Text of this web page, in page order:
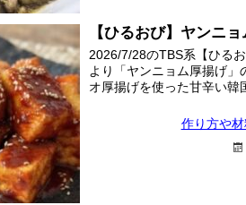
【ひるおび】ヤンニ
2026/7/28のTBS系【ひる
より「ヤンニョム厚揚げ」
オ厚揚げを使った甘辛い韓
作り方や